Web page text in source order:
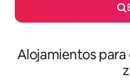
Alojamientos para